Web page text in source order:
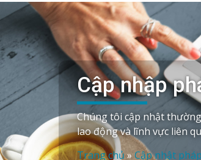
Cập nhập
Chúng tôi cập nhật
lao động và lĩnh vực liên
Trang chủ»Cập nhật